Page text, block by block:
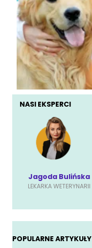
NASI EKSPERCI
Jagoda Bulińska
LEKARKA WETERYNARII
POPULARNE ARTYKUŁY